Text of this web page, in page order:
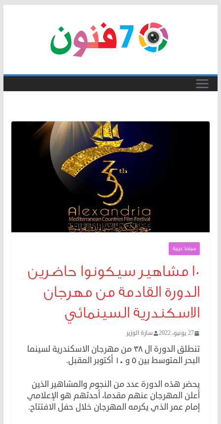
سينما عربية
١٠ مشاهير سيكونوا حاضرين
الدورة القادمة من مهرجان
الاسكندرية السينمائي
27 يونيو، 2022 سارة الوزير
تنطلق الدورة ال ٣٨ من مهرجان الاسكندرية لسينما
البحر المتوسط بين ٥ و ١٠ أكتوبر المقبل.
يحضر هذه الدورة عدد من النجوم والمشاهير الذين
أعلن المهرجان عنهم مقدما، أحدثهم هو الإعلامي
إمام عمر الذي يكرمه المهرجان خلال حفل الافتتاح.